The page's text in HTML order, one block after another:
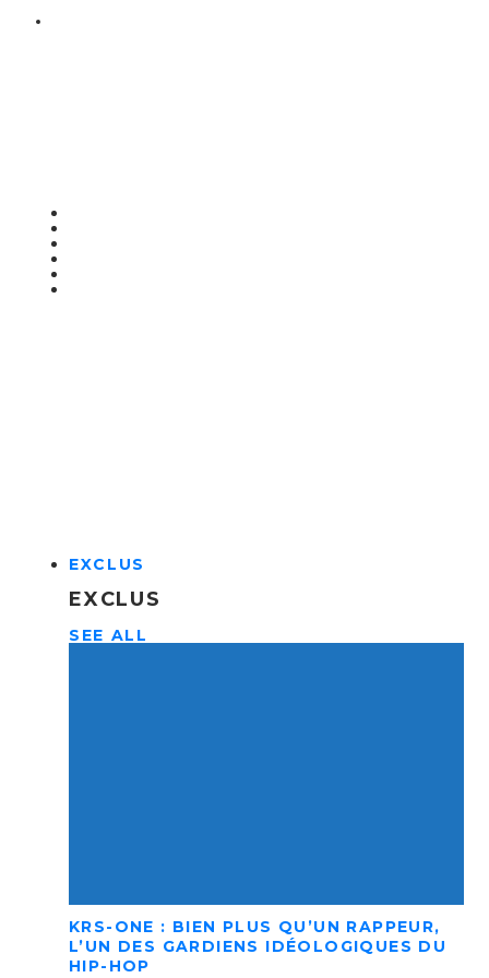
EXCLUS
EXCLUS
SEE ALL
KRS-ONE : BIEN PLUS QU’UN RAPPEUR,
L’UN DES GARDIENS IDÉOLOGIQUES DU
HIP-HOP